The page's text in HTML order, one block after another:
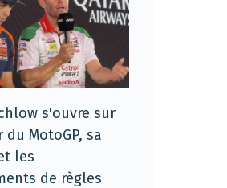
s'ouvre sur
MotoGP, sa
les
de règles